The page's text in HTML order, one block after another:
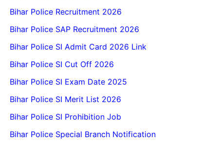
Bihar Police Recruitment 2026
Bihar Police SAP Recruitment 2026
Bihar Police SI Admit Card 2026 Link
Bihar Police SI Cut Off 2026
Bihar Police SI Exam Date 2025
Bihar Police SI Merit List 2026
Bihar Police SI Prohibition Job
Bihar Police Special Branch Notification